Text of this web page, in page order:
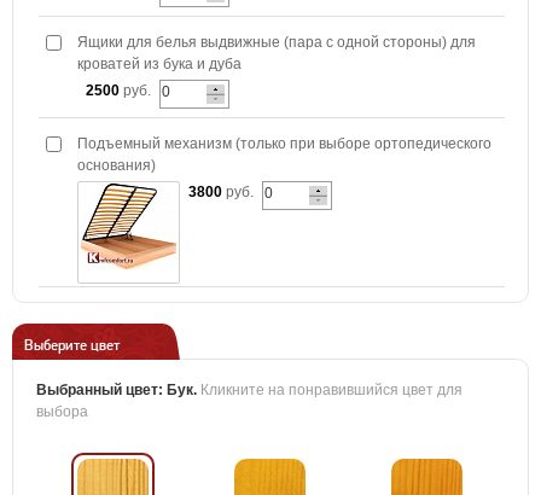
Ящики для белья выдвижные (пара с одной стороны) для
кроватей из бука и дуба
2500 руб.
Подъемный механизм (только при выборе ортопедического
основания)
3800 руб.
Выберите цвет
Выбранный цвет: Бук. Кликните на понравившийся цвет для
выбора